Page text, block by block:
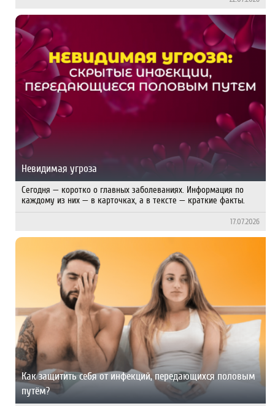
Невидимая угроза
Сегодня — коротко о главных заболеваниях. Информация по
каждому из них — в карточках, а в тексте — краткие факты.
17.07.2026
Как защитить себя от инфекций, передающихся половым
путём?